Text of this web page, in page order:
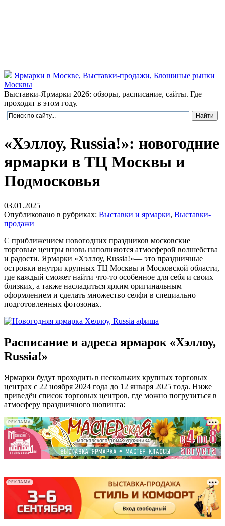
Ярмарки в Москве, Выставки-продажи, Блошиные рынки
Москвы
Выставки-Ярмарки 2026: обзоры, расписание, сайты. Где
проходят в этом году.
«Хэллоу, Russia!»: новогодние
ярмарки в ТЦ Москвы и
Подмосковья
03.01.2025
Опубликовано в рубриках: Выставки и ярмарки, Выставки-
продажи
С приближением новогодних праздников московские
торговые центры вновь наполняются атмосферой волшебства
и радости. Ярмарки «Хэллоу, Russia!»— это праздничные
островки внутри крупных ТЦ Москвы и Московской области,
где каждый сможет найти что-то особенное для себя и своих
близких, а также насладиться ярким оригинальным
оформлением и сделать множество селфи в специально
подготовленных фотозонах.
Расписание и адреса ярмарок «Хэллоу,
Russia!»
Ярмарки будут проходить в нескольких крупных торговых
центрах с 22 ноября 2024 года до 12 января 2025 года. Ниже
приведён список торговых центров, где можно погрузиться в
атмосферу праздничного шопинга:
РЕКЛАМА
РЕКЛАМА